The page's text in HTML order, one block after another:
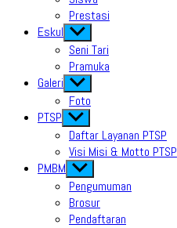
Prestasi
Eskul Show
sub
menu
Seni Tari
Pramuka
Galeri Show
sub
menu
Foto
PTSP Show
sub
menu
Daftar Layanan PTSP
Visi Misi & Motto PTSP
PMBM Show
sub
menu
Pengumuman
Brosur
Pendaftaran